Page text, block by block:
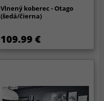
Vlnený koberec - Otago
(šedá/čierna)
109.99 €